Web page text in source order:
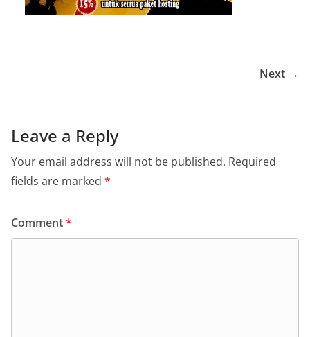
Next →
Leave a Reply
Your email address will not be published. Required
fields are marked *
Comment*